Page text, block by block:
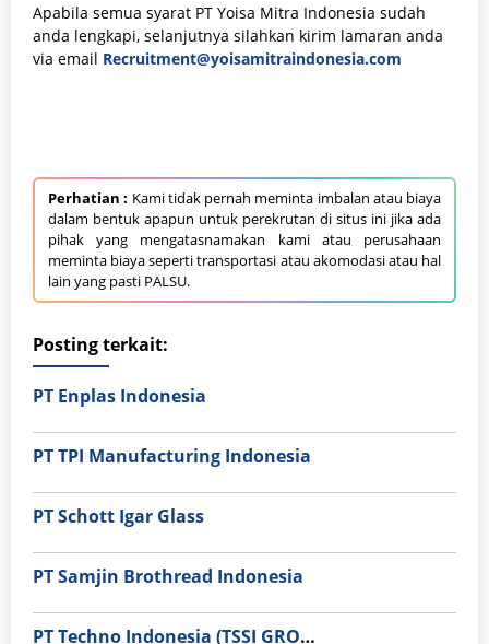
Apabila semua syarat PT Yoisa Mitra Indonesia sudah
anda lengkapi, selanjutnya silahkan kirim lamaran anda
via email Recruitment@yoisamitraindonesia.com
Perhatian : Kami tidak pernah meminta imbalan atau biaya
dalam bentuk apapun untuk perekrutan di situs ini jika ada
pihak yang mengatasnamakan kami atau perusahaan
meminta biaya seperti transportasi atau akomodasi atau hal
lain yang pasti PALSU.
Posting terkait:
PT Enplas Indonesia
PT TPI Manufacturing Indonesia
PT Schott Igar Glass
PT Samjin Brothread Indonesia
PT Techno Indonesia (TSSI GROUP)